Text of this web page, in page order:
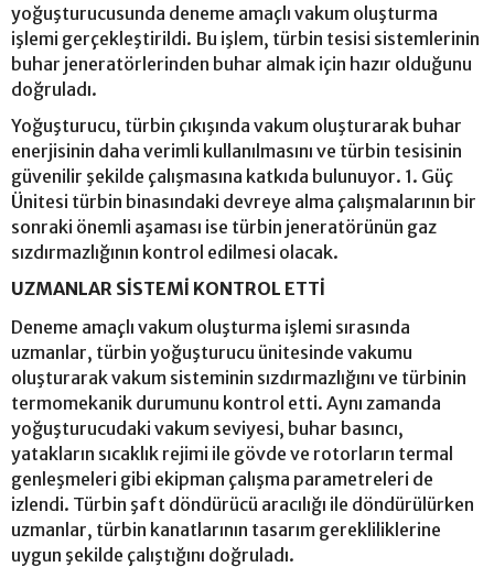
yoğuşturucusunda deneme amaçlı vakum oluşturma
işlemi gerçekleştirildi. Bu işlem, türbin tesisi sistemlerinin
buhar jeneratörlerinden buhar almak için hazır olduğunu
doğruladı.
Yoğuşturucu, türbin çıkışında vakum oluşturarak buhar
enerjisinin daha verimli kullanılmasını ve türbin tesisinin
güvenilir şekilde çalışmasına katkıda bulunuyor. 1. Güç
Ünitesi türbin binasındaki devreye alma çalışmalarının bir
sonraki önemli aşaması ise türbin jeneratörünün gaz
sızdırmazlığının kontrol edilmesi olacak.
UZMANLAR SİSTEMİ KONTROL ETTİ
Deneme amaçlı vakum oluşturma işlemi sırasında
uzmanlar, türbin yoğuşturucu ünitesinde vakumu
oluşturarak vakum sisteminin sızdırmazlığını ve türbinin
termomekanik durumunu kontrol etti. Aynı zamanda
yoğuşturucudaki vakum seviyesi, buhar basıncı,
yatakların sıcaklık rejimi ile gövde ve rotorların termal
genleşmeleri gibi ekipman çalışma parametreleri de
izlendi. Türbin şaft döndürücü aracılığı ile döndürülürken
uzmanlar, türbin kanatlarının tasarım gerekliliklerine
uygun şekilde çalıştığını doğruladı.